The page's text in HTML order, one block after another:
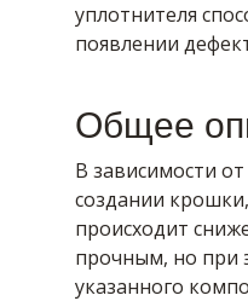
уплотнителя
появлении
Общее
В зависимости
создании
происходит
прочным, но при
указанного